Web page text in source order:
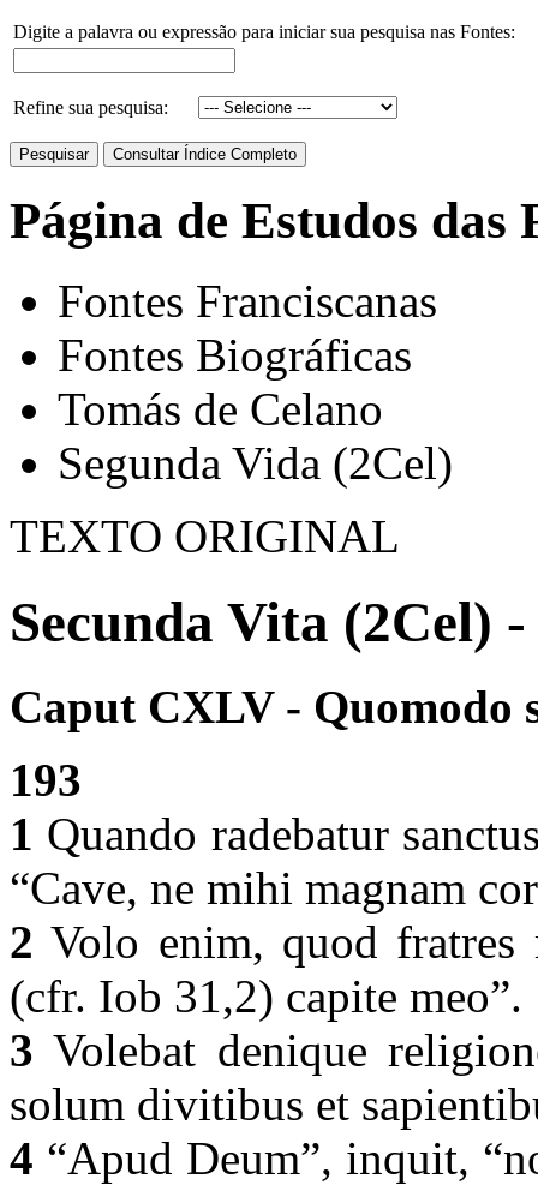
Digite a palavra ou expressão para iniciar sua pesquisa nas Fontes:
Refine sua pesquisa:
Página de Estudos das
Fontes Franciscanas
Fontes Biográficas
Tomás de Celano
Segunda Vida (2Cel)
TEXTO ORIGINAL
Secunda Vita (2Cel) -
Caput CXLV - Quomodo
193
1 Quando radebatur
“Cave, ne mihi magnam
2 Volo enim, quod fratres
(cfr. Iob 31,2) capite meo”.
3 Volebat denique
solum divitibus et
4 “Apud Deum”, inquit,